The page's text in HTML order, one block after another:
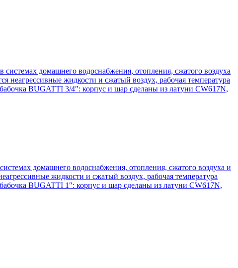
домашнего водоснабжения, отопления, сжатого воздуха
жидкости и сжатый воздух, рабочая температура
BUGATTI 3/4″: корпус и шар сделаны из латуни CW617N,
домашнего водоснабжения, отопления, сжатого воздуха и
жидкости и сжатый воздух, рабочая температура
BUGATTI 1″: корпус и шар сделаны из латуни CW617N,